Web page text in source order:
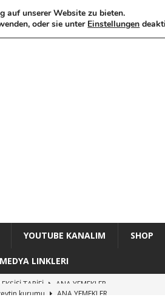
YOUTUBE KANALIM SHOP
LINKLERI
kurumu
ANA YEMEKLER
auf unserer Website zu bieten.
oder sie unter Einstellungen